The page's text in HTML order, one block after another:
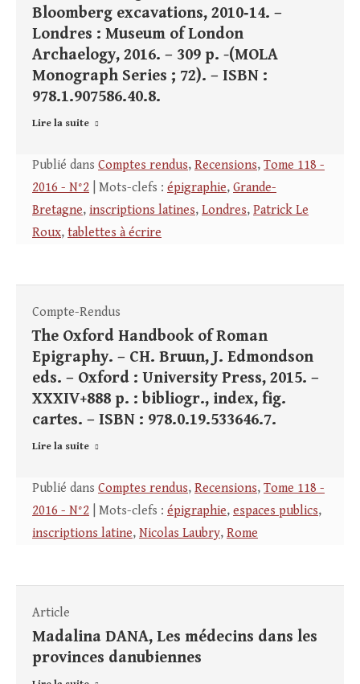
Bloomberg excavations, 2010‑14. –
Londres : Museum of London
Archaelogy, 2016. – 309 p. -(MOLA
Monograph Series ; 72). – ISBN :
978.1.907586.40.8.
Lire la suite
Publié dans Comptes rendus, Recensions, Tome 118 -
2016 - N°2 | Mots-clefs : épigraphie, Grande-
Bretagne, inscriptions latines, Londres, Patrick Le
Roux, tablettes à écrire
Compte-Rendus
The Oxford Handbook of Roman
Epigraphy. – CH. Bruun, J. Edmondson
eds. – Oxford : University Press, 2015. –
XXXIV+888 p. : bibliogr., index, fig.
cartes. – ISBN : 978.0.19.533646.7.
Lire la suite
Publié dans Comptes rendus, Recensions, Tome 118 -
2016 - N°2 | Mots-clefs : épigraphie, espaces publics,
inscriptions latine, Nicolas Laubry, Rome
Article
Madalina DANA, Les médecins dans les
provinces danubiennes